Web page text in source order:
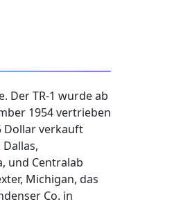
Der TR-1 wurde ab
1954 vertrieben
Dollar verkauft
und Centralab
Michigan, das
Co. in